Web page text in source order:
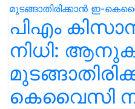
പിഎം
നിധി:
കെവൈസി